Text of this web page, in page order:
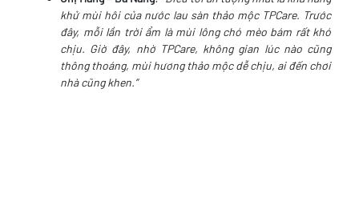
khử mùi hôi của nước lau sàn thảo mộc TPCare. Trước
đây, mỗi lần trời ẩm là mùi lông chó mèo bám rất khó
chịu. Giờ đây, nhờ TPCare, không gian lúc nào cũng
thông thoáng, mùi hương thảo mộc dễ chịu, ai đến chơi
nhà cũng khen.”